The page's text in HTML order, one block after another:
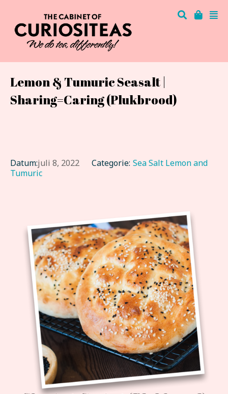
Lemon & Tumuric Seasalt |
Sharing=Caring (Plukbrood)
Datum:juli 8, 2022 Categorie: Sea Salt Lemon and
Tumuric